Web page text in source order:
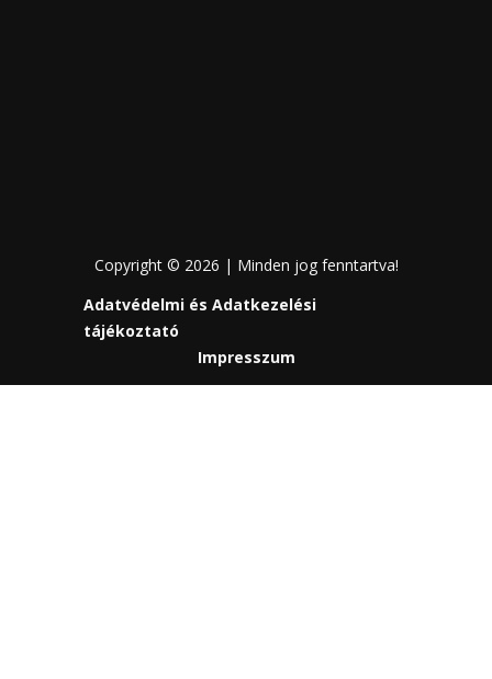
Copyright © 2026 | Minden jog fenntartva!
Adatvédelmi és Adatkezelési
tájékoztató
Impresszum